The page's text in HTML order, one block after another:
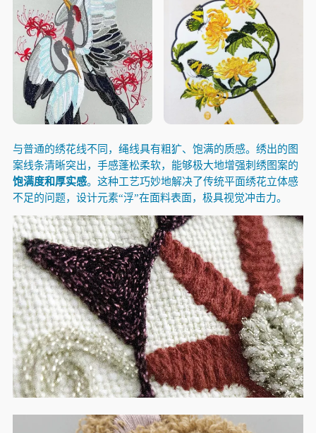
与普通的绣花线不同，绳线具有粗犷、饱满的质感。绣出的图
案线条清晰突出，手感蓬松柔软，能够极大地增强刺绣图案的
饱满度和厚实感。这种工艺巧妙地解决了传统平面绣花立体感
不足的问题，设计元素“浮”在面料表面，极具视觉冲击力。